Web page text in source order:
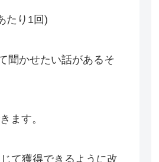
たり1回)
聞かせたい話があるそ
ます。
て獲得できるように改